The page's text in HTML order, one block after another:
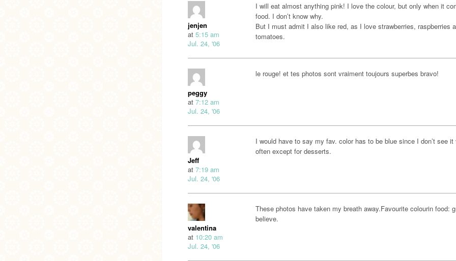
jenjen
at 5:15 am
Jul. 24, '06
I will eat almost anything pink! I love the colour, but only when it
food. I don’t know why.
But I must admit I also like red, as I love strawberries, raspberries
tomatoes.
peggy
at 7:12 am
Jul. 24, '06
le rouge! et tes photos sont vraiment toujours superbes bravo!
Jeff
at 7:19 am
Jul. 24, '06
I would have to say my fav. color has to be blue since I don’t see it
often except for desserts.
valentina
at 10:20 am
Jul. 24, '06
These photos have taken my breath away.Favourite colourin food:
believe.